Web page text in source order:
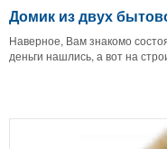
Домик из двух
Наверное, Вам знакомо
деньги нашлись, а вот на